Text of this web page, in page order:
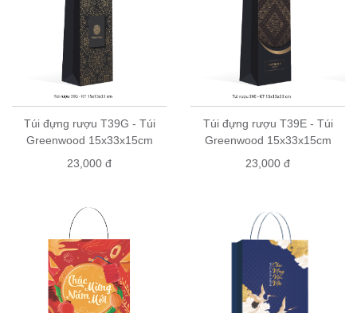
Túi đựng rượu T39G - Túi
Greenwood 15x33x15cm
23,000 đ
Túi đựng rượu T39E - Túi
Greenwood 15x33x15cm
23,000 đ